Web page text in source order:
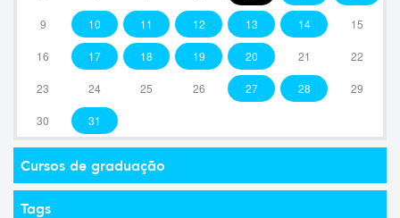
9 10 11 12 13 14 15
16 17 18 19 20 21 22
23 24 25 26 27 28 29
30 31
Cursos de graduação
Tags